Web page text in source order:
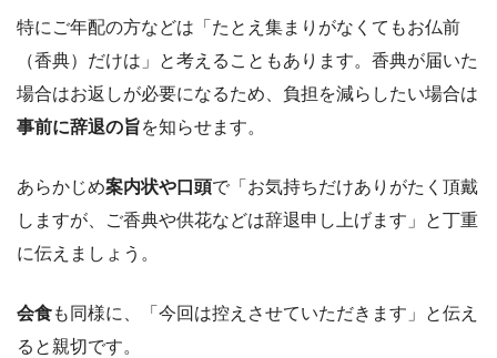
特にご年配の方などは「たとえ集まりがなくてもお仏前
（香典）だけは」と考えることもあります。香典が届いた
場合はお返しが必要になるため、負担を減らしたい場合は
事前に辞退の旨を知らせます。
あらかじめ案内状や口頭で「お気持ちだけありがたく頂戴
しますが、ご香典や供花などは辞退申し上げます」と丁重
に伝えましょう。
会食も同様に、「今回は控えさせていただきます」と伝え
ると親切です。